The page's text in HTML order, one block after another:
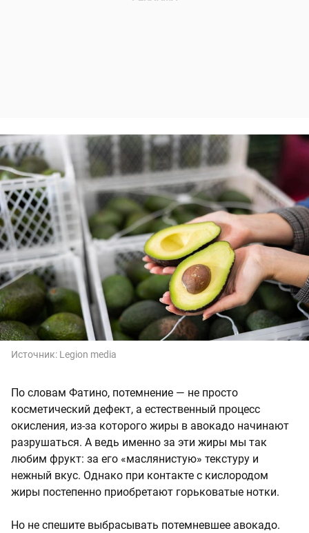
Источник: Legion media
По словам Фатино, потемнение — не просто
косметический дефект, а естественный процесс
окисления, из-за которого жиры в авокадо начинают
разрушаться. А ведь именно за эти жиры мы так
любим фрукт: за его «маслянистую» текстуру и
нежный вкус. Однако при контакте с кислородом
жиры постепенно приобретают горьковатые нотки.
Но не спешите выбрасывать потемневшее авокадо.